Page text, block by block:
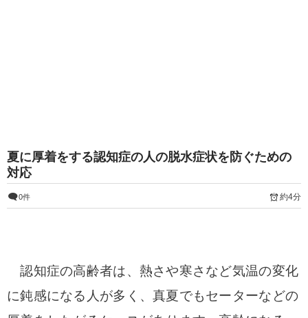
夏に厚着をする認知症の人の脱水症状を防ぐための
対応
0件 約4分
認知症の高齢者は、熱さや寒さなど気温の変化
に鈍感になる人が多く、真夏でもセーターなどの